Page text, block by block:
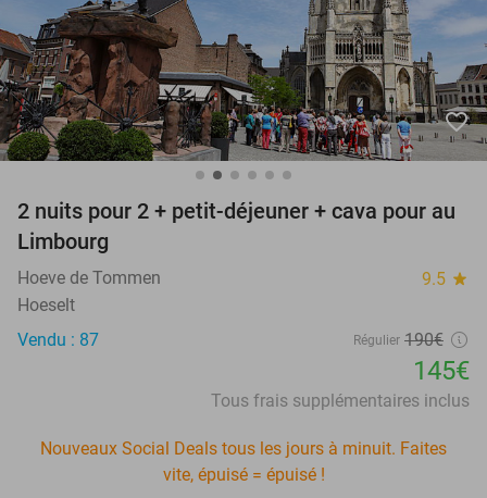
favorite_border
2 nuits pour 2 + petit-déjeuner + cava pour au
Limbourg
Hoeve de Tommen 9.5 star
Hoeselt
Vendu : 87
Régulier 190€
145€
Tous frais supplémentaires inclus
Nouveaux Social Deals tous les jours à minuit. Faites
vite, épuisé = épuisé !